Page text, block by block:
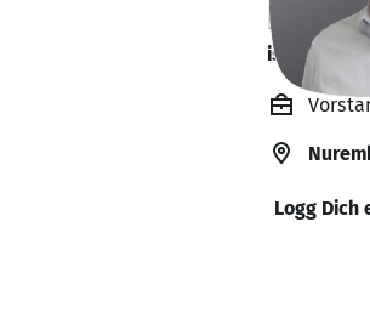
Leo
is looking
Logg Dich